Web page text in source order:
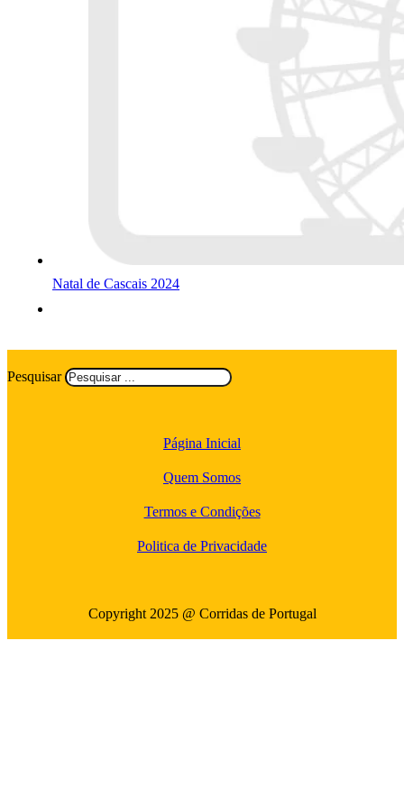
Natal de Cascais 2024
Pesquisar
Página Inicial
Quem Somos
Termos e Condições
Politica de Privacidade
Copyright 2025 @ Corridas de Portugal